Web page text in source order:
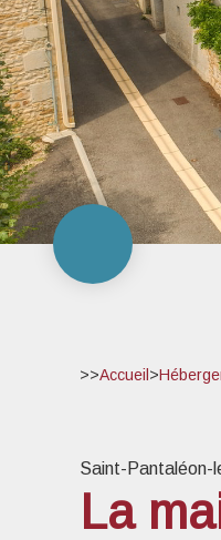
>>Accueil >
Saint-Pantaléon-
La